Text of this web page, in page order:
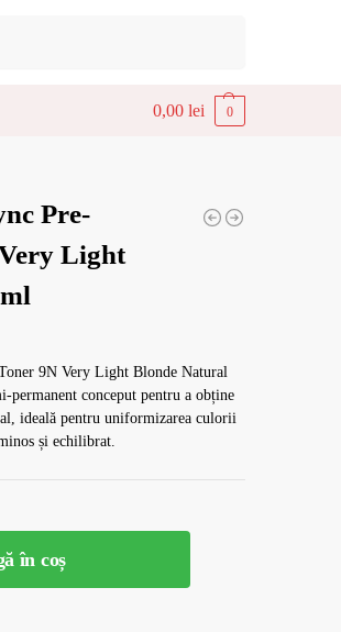
0,00 lei 0
Pre-
Light
9N Very Light Blonde Natural
permanent conceput pentru a obține
ideală pentru uniformizarea culorii
și echilibrat.
în coș